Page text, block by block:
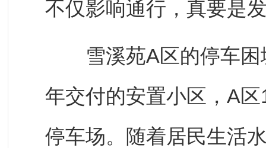
不仅影响通行，真要是
雪溪苑A区的停车困
年交付的安置小区，A
停车场。随着居民生活